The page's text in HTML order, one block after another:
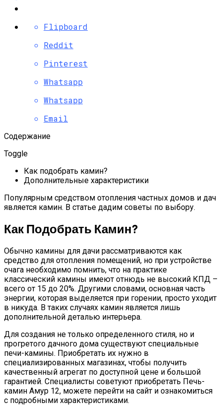
Flipboard
Reddit
Pinterest
Whatsapp
Whatsapp
Email
Содержание
Toggle
Как подобрать камин?
Дополнительные характеристики
Популярным средством отопления частных домов и дач
является камин. В статье дадим советы по выбору.
Как Подобрать Камин?
Обычно камины для дачи рассматриваются как
средство для отопления помещений, но при устройстве
очага необходимо помнить, что на практике
классический камины имеют отнюдь не высокий КПД –
всего от 15 до 20%. Другими словами, основная часть
энергии, которая выделяется при горении, просто уходит
в никуда. В таких случаях камин является лишь
дополнительной деталью интерьера.
Для создания не только определенного стиля, но и
прогретого дачного дома существуют специальные
печи-камины. Приобретать их нужно в
специализированных магазинах, чтобы получить
качественный агрегат по доступной цене и большой
гарантией. Специалисты советуют приобретать Печь-
камин Амур 12, можете перейти на сайт и ознакомиться
с подробными характеристиками.